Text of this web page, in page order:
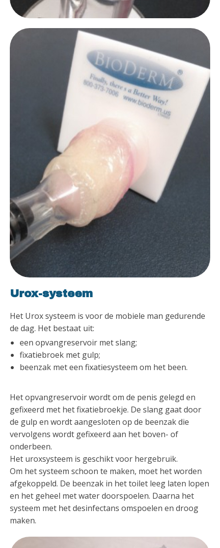
Urox-systeem
Het Urox systeem is voor de mobiele man gedurende
de dag. Het bestaat uit:
een opvangreservoir met slang;
fixatiebroek met gulp;
beenzak met een fixatiesysteem om het been.
Het opvangreservoir wordt om de penis gelegd en
gefixeerd met het fixatiebroekje. De slang gaat door
de gulp en wordt aangesloten op de beenzak die
vervolgens wordt gefixeerd aan het boven- of
onderbeen.
Het uroxsysteem is geschikt voor hergebruik.
Om het systeem schoon te maken, moet het worden
afgekoppeld. De beenzak in het toilet leeg laten lopen
en het geheel met water doorspoelen. Daarna het
systeem met het desinfectans omspoelen en droog
maken.